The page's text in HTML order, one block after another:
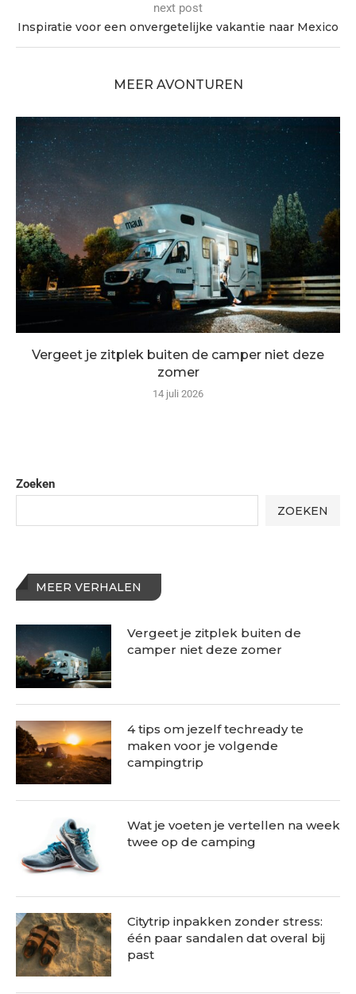
next post
Inspiratie voor een onvergetelijke vakantie naar Mexico
MEER AVONTUREN
Vergeet je zitplek buiten de camper niet deze
zomer
14 juli 2026
Zoeken
ZOEKEN
MEER VERHALEN
Vergeet je zitplek buiten de
camper niet deze zomer
4 tips om jezelf techready te
maken voor je volgende
campingtrip
Wat je voeten je vertellen na week
twee op de camping
Citytrip inpakken zonder stress:
één paar sandalen dat overal bij
past